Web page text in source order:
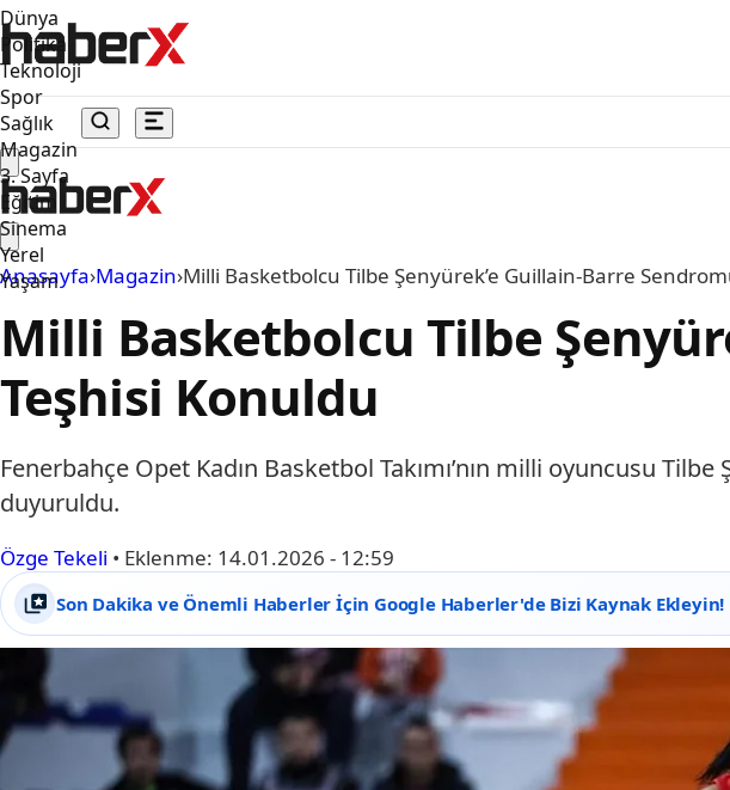
Dünya
Politika
Teknoloji
Spor
Sağlık
Magazin
3. Sayfa
Eğitim
Sinema
Yerel
Yaşam
Anasayfa›Magazin›Milli Basketbolcu Tilbe Şenyürek’e Guillain-Barre
Milli Basketbolcu Tilbe
Teşhisi Konuldu
Fenerbahçe Opet Kadın Basketbol Takımı’nın milli oyuncusu
duyuruldu.
Özge Tekeli • Eklenme: 14.01.2026 - 12:59
Son Dakika ve Önemli Haberler İçin Google Haberler'de Bizi Kaynak Ekleyin!